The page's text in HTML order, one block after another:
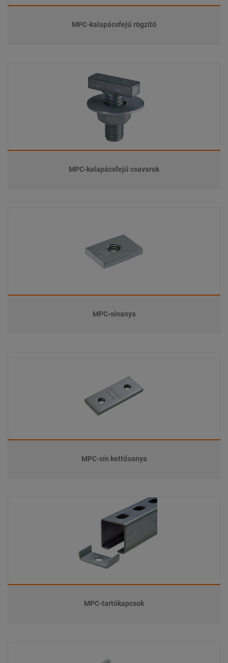
MPC-kalapácsfejű rögzítő
MPC-kalapácsfejű csavarok
MPC-sínanya
MPC-sín kettősanya
MPC-tartókapcsok